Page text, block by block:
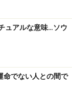
えばそのすべ
生にも経験値と
た、すべての
ージであると考
ュアルな意味…ソウ
命でない人との間で